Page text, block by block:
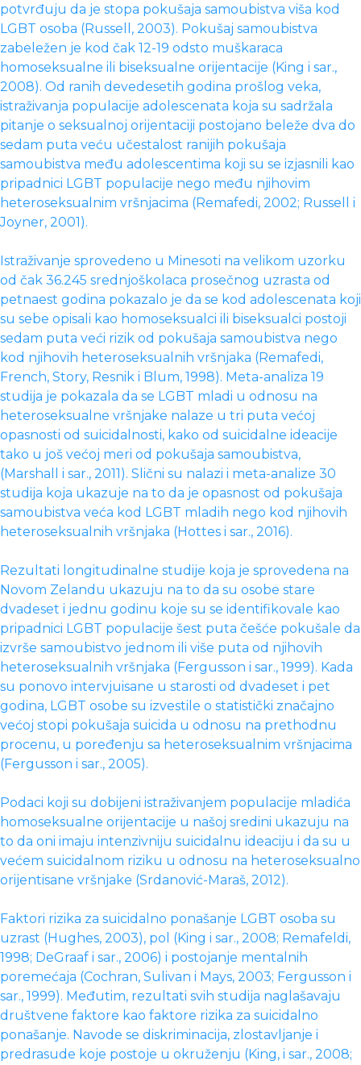
potvrđuju da je stopa pokušaja samoubistva viša kod
LGBT osoba (Russell, 2003). Pokušaj samoubistva
zabeležen je kod čak 12-19 odsto muškaraca
homoseksualne ili biseksualne orijentacije (King i sar.,
2008). Od ranih devedesetih godina prošlog veka,
istraživanja populacije adolescenata koja su sadržala
pitanje o seksualnoj orijentaciji postojano beleže dva do
sedam puta veću učestalost ranijih pokušaja
samoubistva među adolescentima koji su se izjasnili kao
pripadnici LGBT populacije nego među njihovim
heteroseksualnim vršnjacima (Remafedi, 2002; Russell i
Joyner, 2001).
Istraživanje sprovedeno u Minesoti na velikom uzorku
od čak 36.245 srednjoškolaca prosečnog uzrasta od
petnaest godina pokazalo je da se kod adolescenata koji
su sebe opisali kao homoseksualci ili biseksualci postoji
sedam puta veći rizik od pokušaja samoubistva nego
kod njihovih heteroseksualnih vršnjaka (Remafedi,
French, Story, Resnik i Blum, 1998). Meta-analiza 19
studija je pokazala da se LGBT mladi u odnosu na
heteroseksualne vršnjake nalaze u tri puta većoj
opasnosti od suicidalnosti, kako od suicidalne ideacije
tako u još većoj meri od pokušaja samoubistva,
(Marshall i sar., 2011). Slični su nalazi i meta-analize 30
studija koja ukazuje na to da je opasnost od pokušaja
samoubistva veća kod LGBT mladih nego kod njihovih
heteroseksualnih vršnjaka (Hottes i sar., 2016).
Rezultati longitudinalne studije koja je sprovedena na
Novom Zelandu ukazuju na to da su osobe stare
dvadeset i jednu godinu koje su se identifikovale kao
pripadnici LGBT populacije šest puta češće pokušale da
izvrše samoubistvo jednom ili više puta od njihovih
heteroseksualnih vršnjaka (Fergusson i sar., 1999). Kada
su ponovo intervjuisane u starosti od dvadeset i pet
godina, LGBT osobe su izvestile o statistički značajno
većoj stopi pokušaja suicida u odnosu na prethodnu
procenu, u poređenju sa heteroseksualnim vršnjacima
(Fergusson i sar., 2005).
Podaci koji su dobijeni istraživanjem populacije mladića
homoseksualne orijentacije u našoj sredini ukazuju na
to da oni imaju intenzivniju suicidalnu ideaciju i da su u
većem suicidalnom riziku u odnosu na heteroseksualno
orijentisane vršnjake (Srdanović-Maraš, 2012).
Faktori rizika za suicidalno ponašanje LGBT osoba su
uzrast (Hughes, 2003), pol (King i sar., 2008; Remafeldi,
1998; DeGraaf i sar., 2006) i postojanje mentalnih
poremećaja (Cochran, Sulivan i Mays, 2003; Fergusson i
sar., 1999). Međutim, rezultati svih studija naglašavaju
društvene faktore kao faktore rizika za suicidalno
ponašanje. Navode se diskriminacija, zlostavljanje i
predrasude koje postoje u okruženju (King, i sar., 2008;